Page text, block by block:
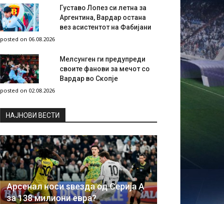
Густаво Лопез си летна за
Аргентина, Вардар остана
вез асистентот на Фабијани
posted on 06.08.2026
Мелсунген ги предупреди
своите фанови за мечот со
Вардар во Скопје
posted on 02.08.2026
НAЈНОВИ ВЕСТИ
Арсенал носи ѕвезда од Серија А
за 138 милиони евра?